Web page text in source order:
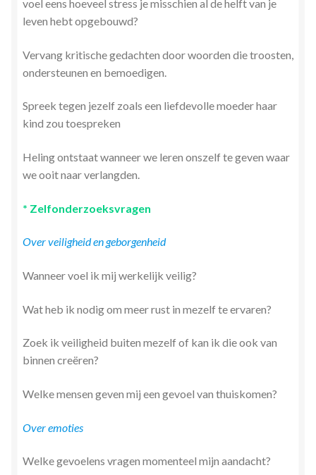
voel eens hoeveel stress je misschien al de helft van je
leven hebt opgebouwd?
Vervang kritische gedachten door woorden die troosten,
ondersteunen en bemoedigen.
Spreek tegen jezelf zoals een liefdevolle moeder haar
kind zou toespreken
Heling ontstaat wanneer we leren onszelf te geven waar
we ooit naar verlangden.
* Zelfonderzoeksvragen
Over veiligheid en geborgenheid
Wanneer voel ik mij werkelijk veilig?
Wat heb ik nodig om meer rust in mezelf te ervaren?
Zoek ik veiligheid buiten mezelf of kan ik die ook van
binnen creëren?
Welke mensen geven mij een gevoel van thuiskomen?
Over emoties
Welke gevoelens vragen momenteel mijn aandacht?